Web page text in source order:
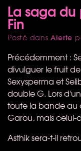
La saga
Fin
Posté dansAlerte
Précédemment :
divulguer le fruit
Sexysperma et
double G. Lors
toute la bande au
Garou, mais celui-
Asthik sera-t-il